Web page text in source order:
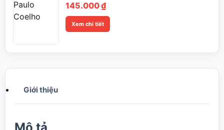
145.000₫
Xem chi tiết
Giới thiệu